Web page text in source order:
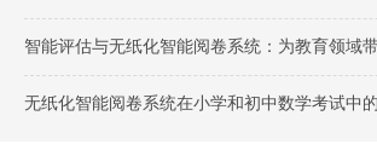
智能评估与无纸化智能阅卷系统：为教育领域
无纸化智能阅卷系统在小学和初中数学考试中